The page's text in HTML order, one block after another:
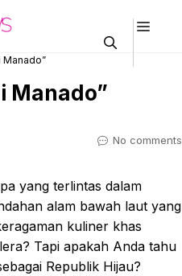
Manado”
Manado”
No comments
yang terlintas dalam
alam bawah laut yang
kuliner khas
Tapi apakah Anda tahu
Republik Hijau?